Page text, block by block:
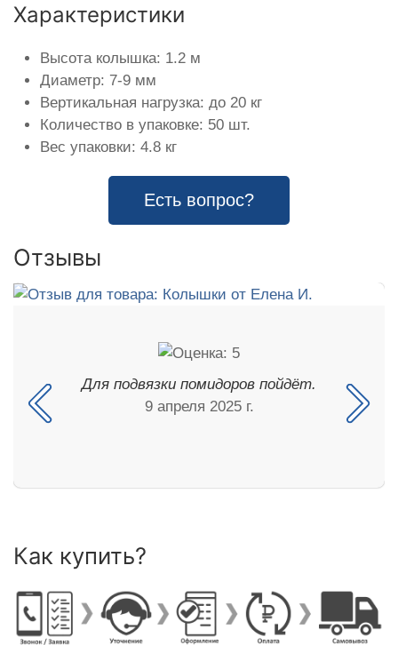
Характеристики
Высота колышка: 1.2 м
Диаметр: 7-9 мм
Вертикальная нагрузка: до 20 кг
Количество в упаковке: 50 шт.
Вес упаковки: 4.8 кг
Есть вопрос?
Отзывы
Для подвязки помидоров пойдёт.
9 апреля 2025 г.
Как купить?